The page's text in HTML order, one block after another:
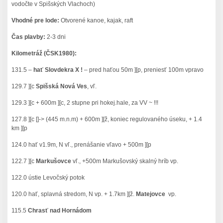
vodočte v Spišských Vlachoch)
Vhodné pre lode:Otvorené kanoe, kajak, raft
Čas plavby: 2-3 dni
Kilometráž (ČSK1980):
131.5 – hať Slovdekra X ! – pred haťou 50m ][p, preniesť 100m vpravo
129.7 ][cSpišská Nová Ves, vľ.
129.3 ][c + 600m ][c, 2 stupne pri hokej.hale, za VV ~ !!!
127.8 ][c []-> (445 m.n.m) + 600m ][ž, koniec regulovaného úseku, + 1.4
km ][p
124.0 hať v1.9m, N vľ., prenášanie vľavo + 500m ][p
122.7 ][c Markušovcevľ., +500m Markušovský skalný hríb vp.
122.0 ústie Levočský potok
120.0 hať, splavná stredom, N vp. + 1.7km ][ž. Matejovce vp.
115.5Chrasť nad Hornádom